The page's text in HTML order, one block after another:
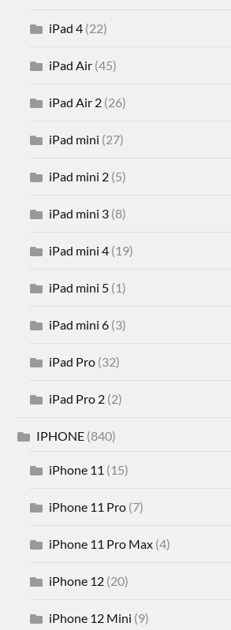
iPad 4 (22)
iPad Air (45)
iPad Air 2 (26)
iPad mini (27)
iPad mini 2 (5)
iPad mini 3 (8)
iPad mini 4 (19)
iPad mini 5 (1)
iPad mini 6 (3)
iPad Pro (32)
iPad Pro 2 (2)
IPHONE (840)
iPhone 11 (15)
iPhone 11 Pro (7)
iPhone 11 Pro Max (4)
iPhone 12 (20)
iPhone 12 Mini (9)